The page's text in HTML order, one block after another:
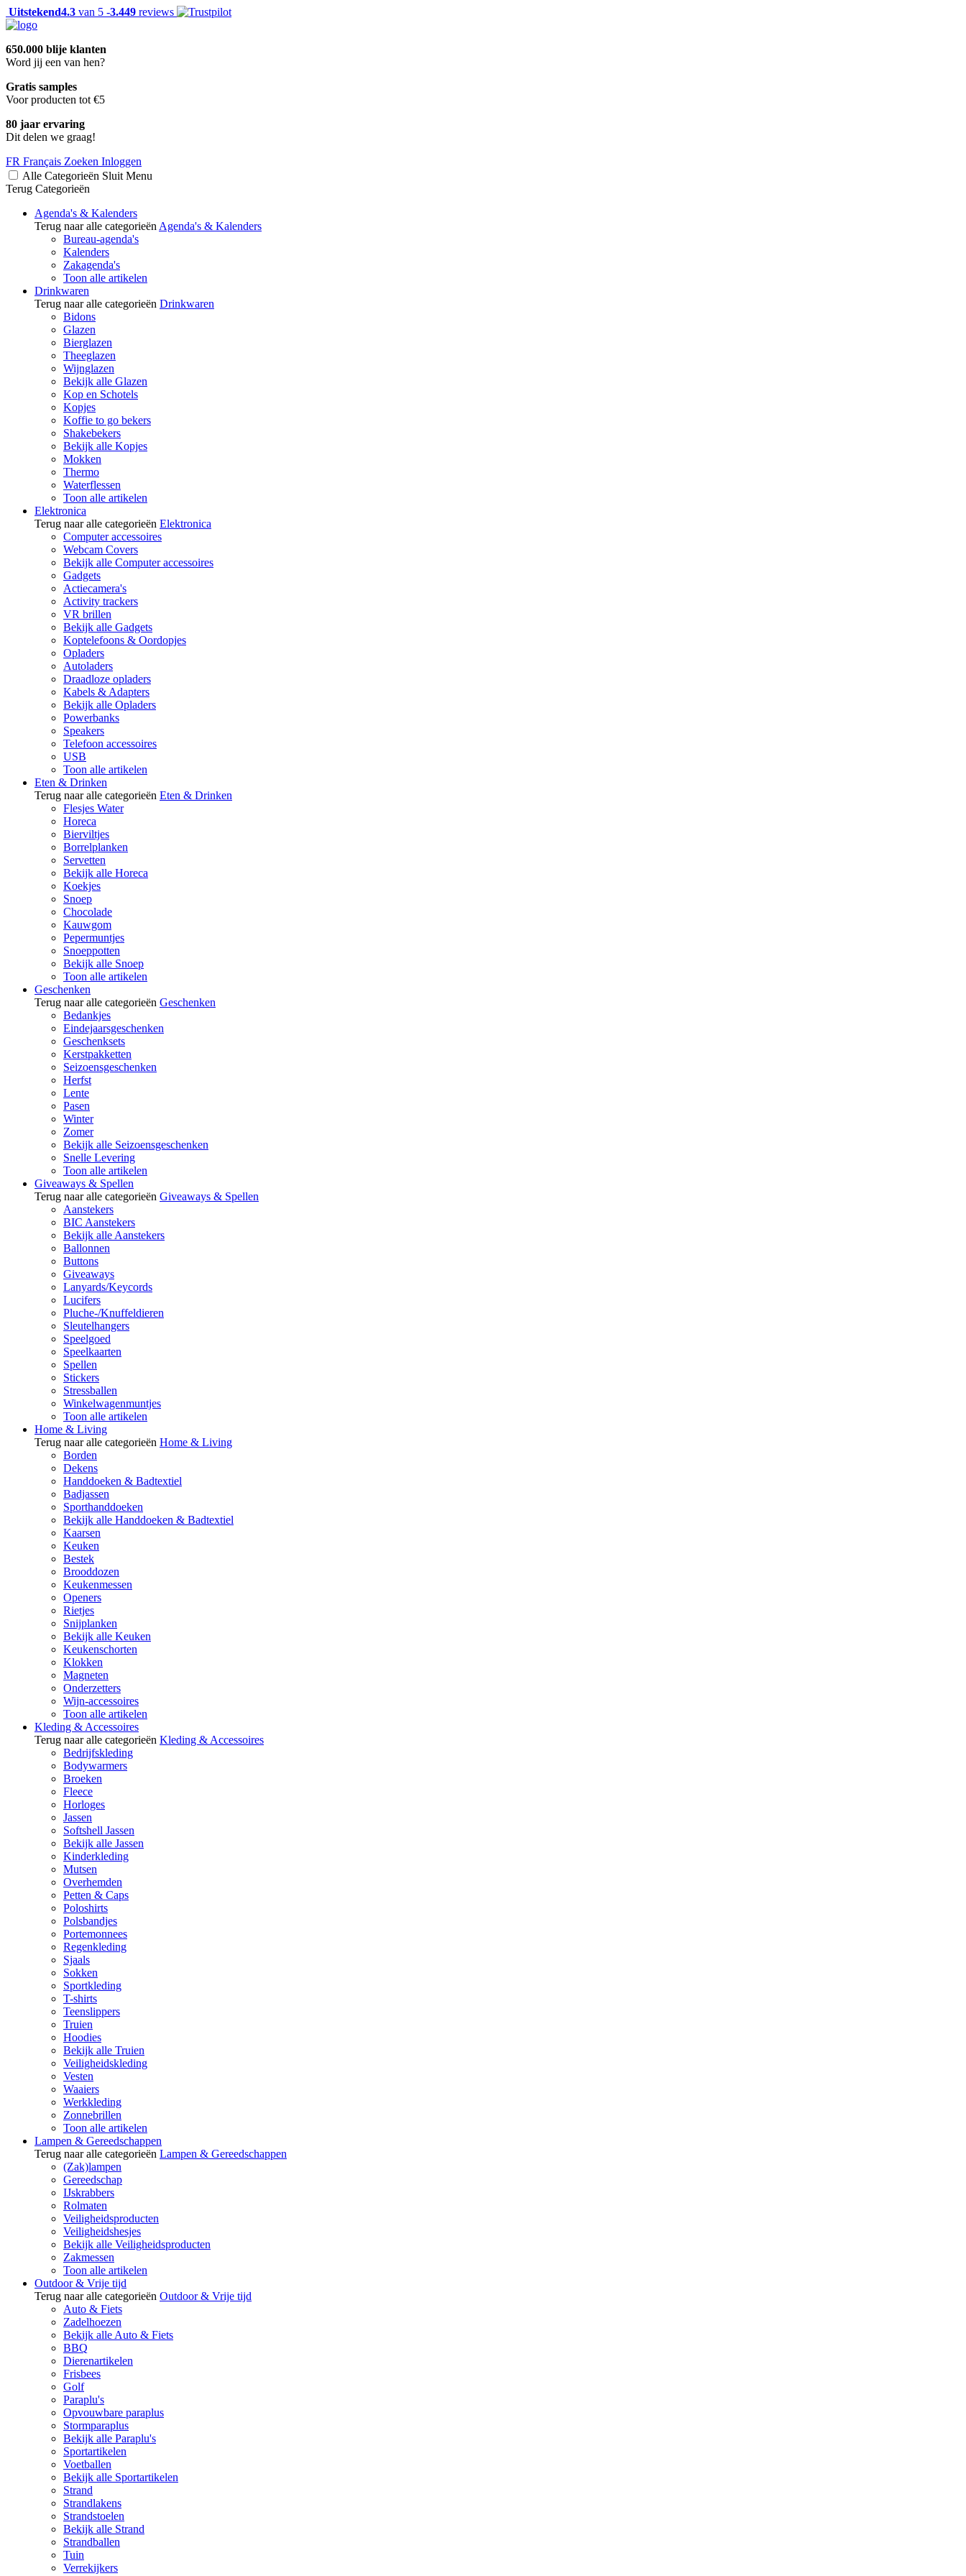
Uitstekend4.3 van 5 -3.449 reviews
650.000 blije klanten
Word jij een van hen?
Gratis samples
Voor producten tot €5
80 jaar ervaring
Dit delen we graag!
FR Français Zoeken Inloggen
Alle Categorieën Sluit Menu
Terug Categorieën
Agenda's & Kalenders
Terug naar alle categorieën Agenda's & Kalenders
Bureau-agenda's
Kalenders
Zakagenda's
Toon alle artikelen
Drinkwaren
Terug naar alle categorieën Drinkwaren
Bidons
Glazen
Bierglazen
Theeglazen
Wijnglazen
Bekijk alle Glazen
Kop en Schotels
Kopjes
Koffie to go bekers
Shakebekers
Bekijk alle Kopjes
Mokken
Thermo
Waterflessen
Toon alle artikelen
Elektronica
Terug naar alle categorieën Elektronica
Computer accessoires
Webcam Covers
Bekijk alle Computer accessoires
Gadgets
Actiecamera's
Activity trackers
VR brillen
Bekijk alle Gadgets
Koptelefoons & Oordopjes
Opladers
Autoladers
Draadloze opladers
Kabels & Adapters
Bekijk alle Opladers
Powerbanks
Speakers
Telefoon accessoires
USB
Toon alle artikelen
Eten & Drinken
Terug naar alle categorieën Eten & Drinken
Flesjes Water
Horeca
Bierviltjes
Borrelplanken
Servetten
Bekijk alle Horeca
Koekjes
Snoep
Chocolade
Kauwgom
Pepermuntjes
Snoeppotten
Bekijk alle Snoep
Toon alle artikelen
Geschenken
Terug naar alle categorieën Geschenken
Bedankjes
Eindejaarsgeschenken
Geschenksets
Kerstpakketten
Seizoensgeschenken
Herfst
Lente
Pasen
Winter
Zomer
Bekijk alle Seizoensgeschenken
Snelle Levering
Toon alle artikelen
Giveaways & Spellen
Terug naar alle categorieën Giveaways & Spellen
Aanstekers
BIC Aanstekers
Bekijk alle Aanstekers
Ballonnen
Buttons
Giveaways
Lanyards/Keycords
Lucifers
Pluche-/Knuffeldieren
Sleutelhangers
Speelgoed
Speelkaarten
Spellen
Stickers
Stressballen
Winkelwagenmuntjes
Toon alle artikelen
Home & Living
Terug naar alle categorieën Home & Living
Borden
Dekens
Handdoeken & Badtextiel
Badjassen
Sporthanddoeken
Bekijk alle Handdoeken & Badtextiel
Kaarsen
Keuken
Bestek
Brooddozen
Keukenmessen
Openers
Rietjes
Snijplanken
Bekijk alle Keuken
Keukenschorten
Klokken
Magneten
Onderzetters
Wijn-accessoires
Toon alle artikelen
Kleding & Accessoires
Terug naar alle categorieën Kleding & Accessoires
Bedrijfskleding
Bodywarmers
Broeken
Fleece
Horloges
Jassen
Softshell Jassen
Bekijk alle Jassen
Kinderkleding
Mutsen
Overhemden
Petten & Caps
Poloshirts
Polsbandjes
Portemonnees
Regenkleding
Sjaals
Sokken
Sportkleding
T-shirts
Teenslippers
Truien
Hoodies
Bekijk alle Truien
Veiligheidskleding
Vesten
Waaiers
Werkkleding
Zonnebrillen
Toon alle artikelen
Lampen & Gereedschappen
Terug naar alle categorieën Lampen & Gereedschappen
(Zak)lampen
Gereedschap
IJskrabbers
Rolmaten
Veiligheidsproducten
Veiligheidshesjes
Bekijk alle Veiligheidsproducten
Zakmessen
Toon alle artikelen
Outdoor & Vrije tijd
Terug naar alle categorieën Outdoor & Vrije tijd
Auto & Fiets
Zadelhoezen
Bekijk alle Auto & Fiets
BBQ
Dierenartikelen
Frisbees
Golf
Paraplu's
Opvouwbare paraplus
Stormparaplus
Bekijk alle Paraplu's
Sportartikelen
Voetballen
Bekijk alle Sportartikelen
Strand
Strandlakens
Strandstoelen
Bekijk alle Strand
Strandballen
Tuin
Verrekijkers